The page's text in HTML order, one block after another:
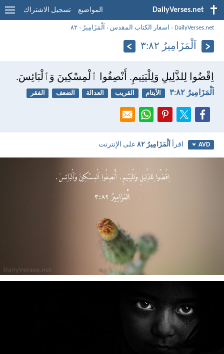
DailyVerses.net المواضيع تسجيل الاشتراك
DailyVerses.net
› اسفار الكتاب المقدس › اَلْمَزَامِيرُ ›٨٢
اَلْمَزَامِيرُ ٨٢:‏٣
اِقْضُوا لِلذَّلِيلِ وَلِلْيَتِيمِ. أَنْصِفُوا ٱلْمِسْكِينَ وَٱلْبَائِسَ.
اَلْمَزَامِيرُ ٨٢:‏٣ الأيتام القريب العدالة الضعف الفقر
AVD اقرأاَلْمَزَامِيرُ ٨٢ على الإنترنت